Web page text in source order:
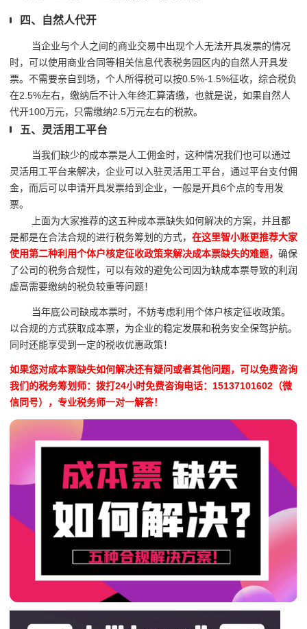
四、自然人代开
当企业与个人之间的商业交易中出现个人无法开具发票的情况
时，可以使用商业合同等相关信息代表税务园区内的自然人开具发
票。不需要亲自到场，个人所得税可以按0.5%-1.5%征收，综合税负
在2.5%左右，缴纳后不计入年终汇算清缴，也就是说，如果自然人
代开100万元，只需缴纳2.5万元左右的税款。
五、灵活用工平台
当我们缺少的成本票是人工佣金时，这种情况我们也可以通过
灵活用工平台来解决，企业可以入驻灵活用工平台，通过平台支付佣
金，而后可以申请开具发票给到企业，一般是开具6个点的专用发
票。
上面为大家推荐的这五种成本票缺失如何解决的方案，并且都
是都是在合法合规的进行税务筹划的方式， 在这里智小账更推荐大家
使用第二种利用个体户核定征收政策来解决成本票缺失的难题， 确保
了公司的税务合规性，可以有效的避免公司因为缺成本票导致的利润
虚高需要缴纳的税负较重等问题！
当年底公司缺成本票时，不妨考虑利用个体户核定征收政策。
以合规的方式获取成本票，为企业的稳定发展和税务安全保驾护航。
同时还能享受到一定的税收优惠政策！
如果您对成本票缺失如何解决还有疑问或者其他问题，可以免费咨询
我们的税务筹划师：拨打24小时免费咨询电话：15137101602（微
信同号），专业税务师一对一解答！